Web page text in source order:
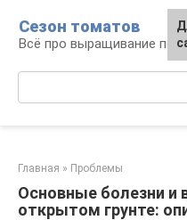
контенту
Сезон томатов
Всё про выращивание
Главная » Проблемы
Основные болезни и
открытом грунте: